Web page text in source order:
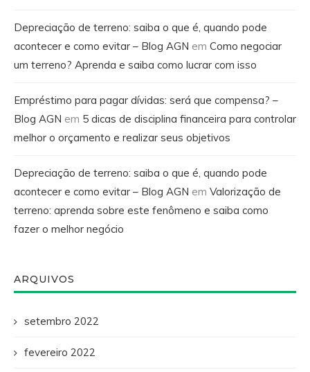
Depreciação de terreno: saiba o que é, quando pode
acontecer e como evitar – Blog AGN em Como negociar
um terreno? Aprenda e saiba como lucrar com isso
Empréstimo para pagar dívidas: será que compensa? –
Blog AGN em 5 dicas de disciplina financeira para controlar
melhor o orçamento e realizar seus objetivos
Depreciação de terreno: saiba o que é, quando pode
acontecer e como evitar – Blog AGN em Valorização de
terreno: aprenda sobre este fenômeno e saiba como
fazer o melhor negócio
ARQUIVOS
setembro 2022
fevereiro 2022